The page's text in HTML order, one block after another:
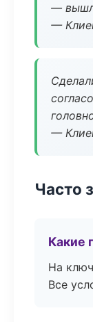
—
—
—
Часто
Какие
На
Все